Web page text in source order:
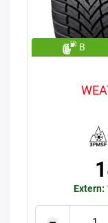
B
Extern: